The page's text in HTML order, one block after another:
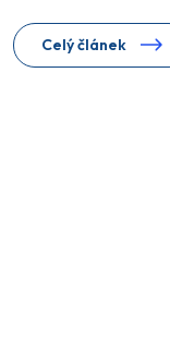
Celý článek